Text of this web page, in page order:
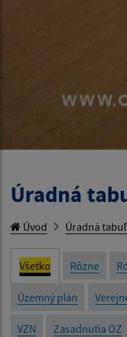
Úradná
Úvod Úradná
Všetko Rôzne
Územný plán
VZN Zasadnutia OZ